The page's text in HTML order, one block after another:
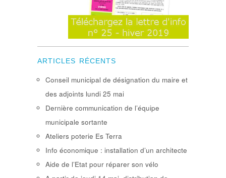
ARTICLES RÉCENTS
Conseil municipal de désignation du maire et
des adjoints lundi 25 mai
Dernière communication de l’équipe
municipale sortante
Ateliers poterie Es Terra
Info économique : installation d’un architecte
Aide de l’Etat pour réparer son vélo